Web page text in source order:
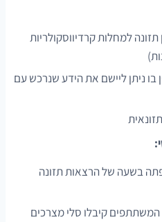
למחלות קרדיווסקולריות
בו ניתן ליישם את הידע שנרכש עם
בשעה של הרצאות תזונה
המשתתפים קיבלו סלי מצרכים